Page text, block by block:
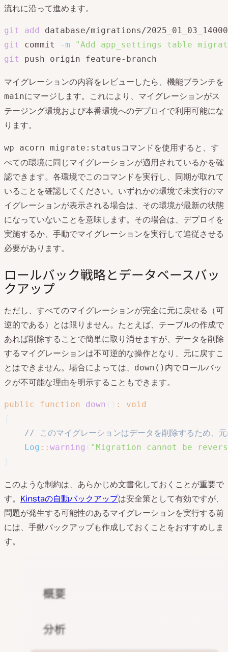
流れに沿って進めます。
git
add
git
commit -m
"Add app_settings table
git
push origin feature-branch
マイグレーションの内容をレビューしたら、機能ブランチを
mainにマージします。これにより、マイグレーションがス
テージング環境および本番環境へのデプロイで利用可能にな
ります。
wp acorn migrate:status コマンドを使用すると、す
べての環境に同じマイグレーションが適用されているかを確
認できます。各環境でこのコマンドを実行し、同期が取れて
いることを確認してください。いずれかの環境で未実行のマ
イグレーションが表示される場合は、その環境が最新の状態
になっていないことを意味します。その場合は、デプロイを
実施するか、手動でマイグレーションを実行して追従させる
必要があります。
ロールバック戦略とデータベースバッ
クアップ
ただし、すべてのマイグレーションが完全に元に戻せる（可
逆的である）とは限りません。たとえば、テーブルの作成で
あれば削除することで簡単に取り消せますが、データを削除
するマイグレーションは不可逆的な操作となり、元に戻すこ
とはできません。場合によっては、
down() 内でロールバッ
クが不可能な理由を明示することもできます。
public function down :
void
// このマイグレーションはデータを削除するため、
Log : : warning
"Migration cannot be
このような制約は、あらかじめ文書化しておくことが重要で
す。 Kinstaの自動バックアップは安全策として有効ですが、
問題が発生する可能性のあるマイグレーションを実行する前
には、手動バックアップも作成しておくことをおすすめしま
す。